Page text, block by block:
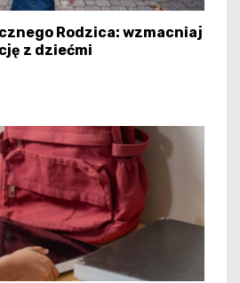
Rodzica: wzmacniaj
z dziećmi